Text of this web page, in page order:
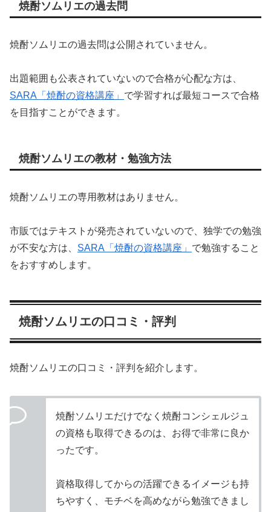
焼酎ソムリエの過去問
焼酎ソムリエの過去問は公開されていません。
出題範囲も公表されていないので合格が心配な方は、
SARA「焼酎の資格講座」 で学習すれば最短コースで合格
を目指すことができます。
焼酎ソムリエの教材・勉強方法
焼酎ソムリエの専用教材はありません。
市販ではテキストが発売されていないので、独学での勉強
が不安な方は、 SARA「焼酎の資格講座」 で勉強すること
をおすすめします。
焼酎ソムリエの口コミ・評判
焼酎ソムリエの口コミ・評判を紹介します。
焼酎ソムリエだけでなく焼酎コンシェルジュ
の資格も取得できるのは、お得で非常に良か
ったです。
資格取得してからの活躍できるイメージも持
ちやすく、モチベを高めながら勉強できまし